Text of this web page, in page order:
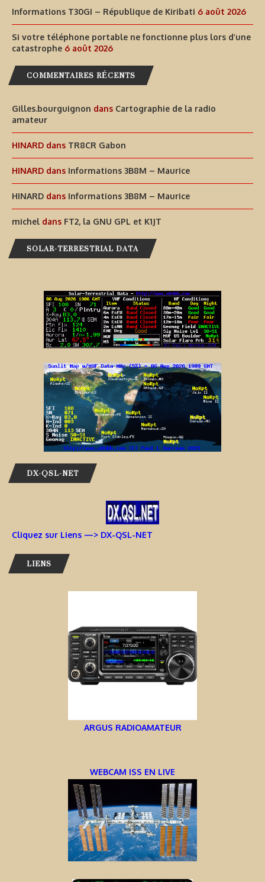
Informations T30GI – République de Kiribati 6 août 2026
Si votre téléphone portable ne fonctionne plus lors d’une
catastrophe 6 août 2026
COMMENTAIRES RÉCENTS
Gilles.bourguignon dans Cartographie de la radio
amateur
HINARD dans TR8CR Gabon
HINARD dans Informations 3B8M – Maurice
HINARD dans Informations 3B8M – Maurice
michel dans FT2, la GNU GPL et K1JT
SOLAR-TERRESTRIAL DATA
DX-QSL-NET
Cliquez sur Liens —> DX-QSL-NET
LIENS
ARGUS RADIOAMATEUR
WEBCAM ISS EN LIVE